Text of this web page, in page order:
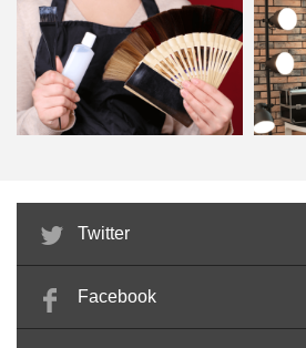
ヘアカラーリストに美容師免許以
外の資格は必要？仕事内容や…
Twitter
Facebook